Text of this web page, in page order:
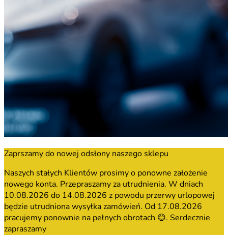
Zaprszamy do nowej odsłony naszego sklepu
Naszych stałych Klientów prosimy o ponowne założenie
nowego konta. Przepraszamy za utrudnienia. W dniach
10.08.2026 do 14.08.2026 z powodu przerwy urlopowej
będzie utrudniona wysyłka zamówień. Od 17.08.2026
pracujemy ponownie na pełnych obrotach 😊. Serdecznie
zapraszamy